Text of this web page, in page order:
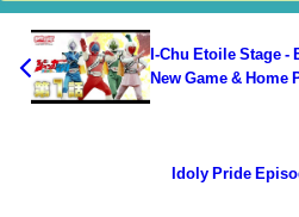
I-Chu Etoile Stage
New Game & Home